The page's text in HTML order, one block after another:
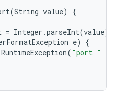
(String value)
{
= Integer .parseInt(value);
e)
{
RuntimeException( "port " +